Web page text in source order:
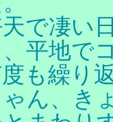
で凄い
平地で
も繰り
ゃん、き